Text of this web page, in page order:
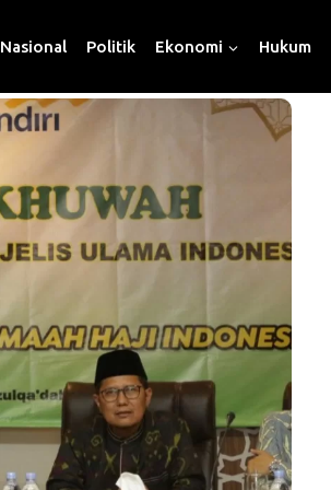
Nasional Politik Ekonomi Hukum